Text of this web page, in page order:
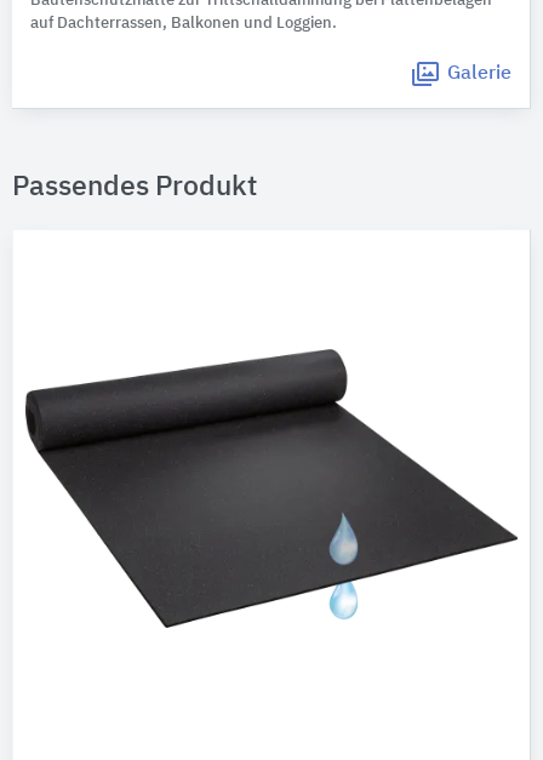
auf Dachterrassen, Balkonen und Loggien.
Galerie
Passendes Produkt